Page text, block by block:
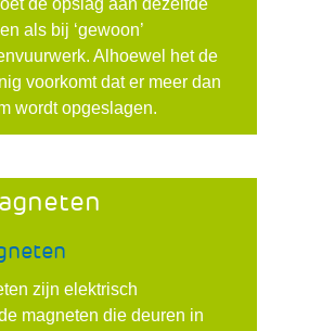
andere
website)
als bij ‘gewoon’
Alhoewel het de
voorkomt dat er meer dan
wordt opgeslagen.
zijn elektrisch
magneten die deuren in